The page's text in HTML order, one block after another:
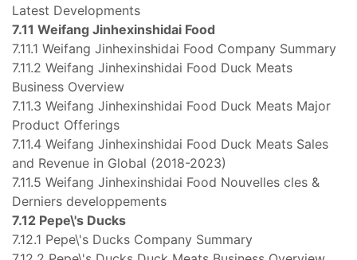
Latest Developments
7.11 Weifang Jinhexinshidai Food
7.11.1 Weifang Jinhexinshidai Food Company Summary
7.11.2 Weifang Jinhexinshidai Food Duck Meats
Business Overview
7.11.3 Weifang Jinhexinshidai Food Duck Meats Major
Product Offerings
7.11.4 Weifang Jinhexinshidai Food Duck Meats Sales
and Revenue in Global (2018-2023)
7.11.5 Weifang Jinhexinshidai Food Nouvelles cles &
Derniers developpements
7.12 Pepe\'s Ducks
7.12.1 Pepe\'s Ducks Company Summary